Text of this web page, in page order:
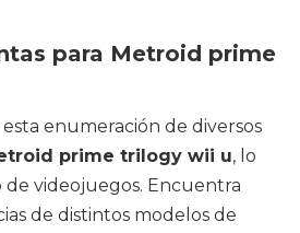
para Metroid prime
enumeración de diversos
prime trilogy wii u, lo
videojuegos. Encuentra
de distintos modelos de